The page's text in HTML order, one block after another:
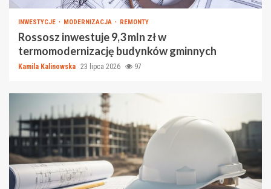
INWESTYCJE MODERNIZACJA REMONTY
Rossosz inwestuje 9,3 mln zł w
termomodernizację budynków gminnych
Kamila Kalinowska 23 lipca 2026 97